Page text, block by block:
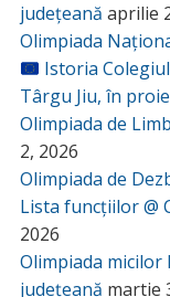
județeană aprilie
Olimpiada
Istoria
Târgu Jiu, în
Olimpiada de
2, 2026
Olimpiada de
Lista funcțiilor @
2026
Olimpiada micilor
județeană martie